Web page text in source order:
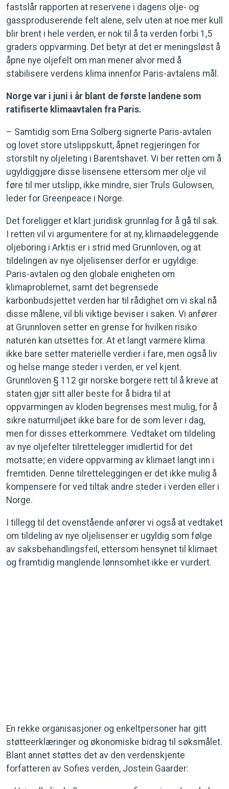
fastslår rapporten at reservene i dagens olje- og
gassproduserende felt alene, selv uten at noe mer kull
blir brent i hele verden, er nok til å ta verden forbi 1,5
graders oppvarming. Det betyr at det er meningsløst å
åpne nye oljefelt om man mener alvor med å
stabilisere verdens klima innenfor Paris-avtalens mål.
Norge var i juni i år blant de første landene som
ratifiserte klimaavtalen fra Paris.
– Samtidig som Erna Solberg signerte Paris-avtalen
og lovet store utslippskutt, åpnet regjeringen for
storstilt ny oljeleting i Barentshavet. Vi ber retten om å
ugyldiggjøre disse lisensene ettersom mer olje vil
føre til mer utslipp, ikke mindre, sier Truls Gulowsen,
leder for Greenpeace i Norge.
Det foreligger et klart juridisk grunnlag for å gå til sak.
I retten vil vi argumentere for at ny, klimaødeleggende
oljeboring i Arktis er i strid med Grunnloven, og at
tildelingen av nye oljelisenser derfor er ugyldige.
Paris-avtalen og den globale enigheten om
klimaproblemet, samt det begrensede
karbonbudsjettet verden har til rådighet om vi skal nå
disse målene, vil bli viktige beviser i saken. Vi anfører
at Grunnloven setter en grense for hvilken risiko
naturen kan utsettes for. At et langt varmere klima
ikke bare setter materielle verdier i fare, men også liv
og helse mange steder i verden, er vel kjent.
Grunnloven § 112 gir norske borgere rett til å kreve at
staten gjør sitt aller beste for å bidra til at
oppvarmingen av kloden begrenses mest mulig, for å
sikre naturmiljøet ikke bare for de som lever i dag,
men for disses etterkommere. Vedtaket om tildeling
av nye oljefelter tilrettelegger imidlertid for det
motsatte; en videre oppvarming av klimaet langt inn i
fremtiden. Denne tilretteleggingen er det ikke mulig å
kompensere for ved tiltak andre steder i verden eller i
Norge.
I tillegg til det ovenstående anfører vi også at vedtaket
om tildeling av nye oljelisenser er ugyldig som følge
av saksbehandlingsfeil, ettersom hensynet til klimaet
og framtidig manglende lønnsomhet ikke er vurdert.
En rekke organisasjoner og enkeltpersoner har gitt
støtteerklæringer og økonomiske bidrag til søksmålet.
Blant annet støttes det av den verdenskjente
forfatteren av Sofies verden, Jostein Gaarder: